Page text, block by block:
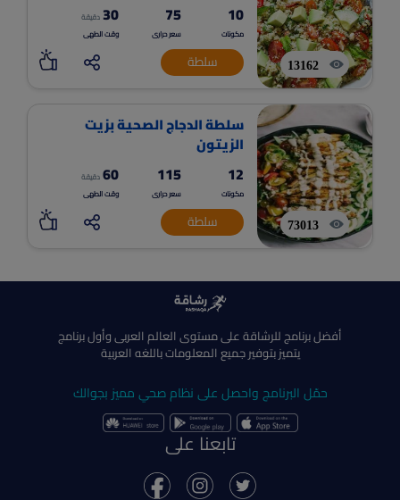
13162
10
مكونات
75
سعر حرارى
30 دقيقة
وقت الطهى
سلطة
73013
سلطة الدجاج الصحية بزيت
الزيتون
12
مكونات
115
سعر حرارى
60 دقيقة
وقت الطهى
سلطة
أفضل برنامج للرشاقة على مستوى العالم العربى وأول برنامج
يتميز بتوفير جميع المعلومات باللغه العربية
حمّل البرنامج واحصل على نظام صحي مميز بجوالك
تابعنا على